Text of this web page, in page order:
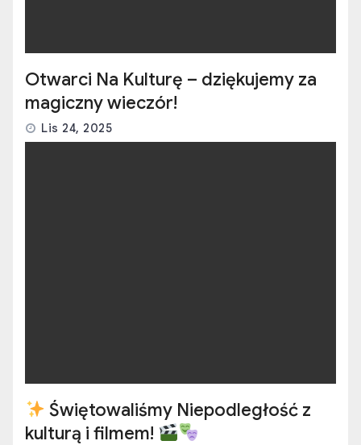
Otwarci Na Kulturę – dziękujemy za
magiczny wieczór!
Lis 24, 2025
Świętowaliśmy Niepodległość z
kulturą i filmem!